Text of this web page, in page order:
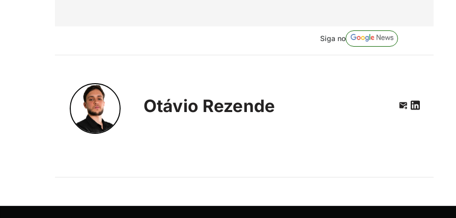
Siga no
Otávio Rezende